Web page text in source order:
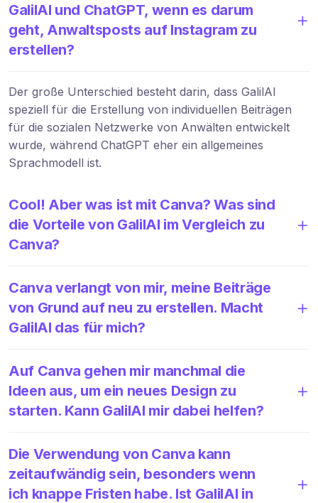
GalilAI und ChatGPT, wenn es darum
geht, Anwaltsposts auf Instagram zu
erstellen?
Der große Unterschied besteht darin, dass GalilAI
speziell für die Erstellung von individuellen Beiträgen
für die sozialen Netzwerke von Anwälten entwickelt
wurde, während ChatGPT eher ein allgemeines
Sprachmodell ist.
Cool! Aber was ist mit Canva? Was sind
die Vorteile von GalilAI im Vergleich zu
Canva?
Canva verlangt von mir, meine Beiträge
von Grund auf neu zu erstellen. Macht
GalilAI das für mich?
Auf Canva gehen mir manchmal die
Ideen aus, um ein neues Design zu
starten. Kann GalilAI mir dabei helfen?
Die Verwendung von Canva kann
zeitaufwändig sein, besonders wenn
ich knappe Fristen habe. Ist GalilAI in